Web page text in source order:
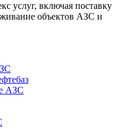
услуг, включая поставку
объектов АЗС и
АЗС